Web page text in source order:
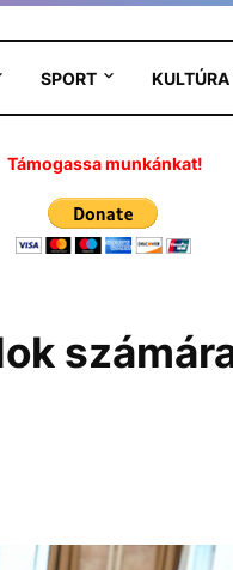
SPORT KULTÚRA
Támogassa munkánkat!